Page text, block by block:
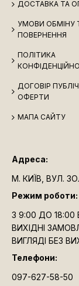
ДОСТАВКА ТА
УМОВИ ОБМІНУ
ПОВЕРНЕННЯ
ПОЛІТИКА
ДОГОВІР
ОФЕРТИ
МАПА САЙТУ
Адреса:
М. КИЇВ, ВУЛ.
Режим роботи:
З 9:00 ДО 18:00
ВИХІДНІ
ВИГЛЯДІ БЕЗ
Телефони:
097-627-58-50